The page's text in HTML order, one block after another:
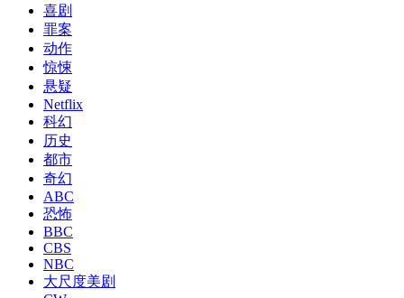
喜剧
罪案
动作
惊悚
悬疑
Netflix
科幻
历史
都市
奇幻
ABC
恐怖
BBC
CBS
NBC
大尺度美剧